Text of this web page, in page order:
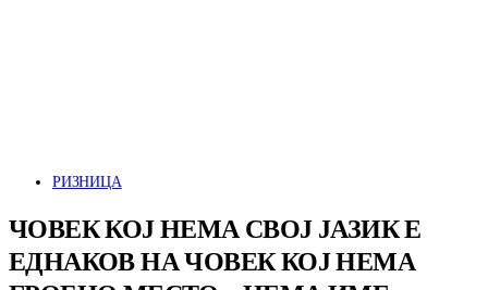
РИЗНИЦА
ЧОВЕК КОЈ НЕМА СВОЈ ЈАЗИК Е
ЕДНАКОВ НА ЧОВЕК КОЈ НЕМА